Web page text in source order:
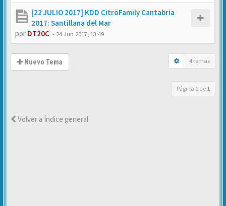
[22 JULIO 2017] KDD CitröFamily Cantabria
2017: Santillana del Mar
por DT20C - 24 Jun 2017, 13:49
Nuevo Tema 4 temas
Página 1 de 1
Volver a Índice general